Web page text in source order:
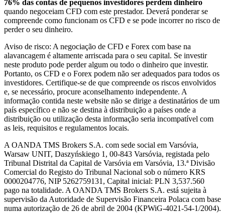
76% das contas de pequenos investidores perdem dinheiro
quando negoceiam CFD com este prestador. Deverá ponderar se
compreende como funcionam os CFD e se pode incorrer no risco de
perder o seu dinheiro.
Aviso de risco: A negociação de CFD e Forex com base na
alavancagem é altamente arriscada para o seu capital. Se investir
neste produto pode perder algum ou todo o dinheiro que investir.
Portanto, os CFD e o Forex podem não ser adequados para todos os
investidores. Certifique-se de que compreende os riscos envolvidos
e, se necessário, procure aconselhamento independente. A
informação contida neste website não se dirige a destinatários de um
país específico e não se destina à distribuição a países onde a
distribuição ou utilização desta informação seria incompatível com
as leis, requisitos e regulamentos locais.
A OANDA TMS Brokers S.A. com sede social em Varsóvia,
Warsaw UNIT, Daszyńskiego 1, 00-843 Varsóvia, registada pelo
Tribunal Distrital da Capital de Varsóvia em Varsóvia, 13.ª Divisão
Comercial do Registo do Tribunal Nacional sob o número KRS
0000204776, NIP 5262759131, Capital inicial: PLN 3,537.560
pago na totalidade. A OANDA TMS Brokers S.A. está sujeita à
supervisão da Autoridade de Supervisão Financeira Polaca com base
numa autorização de 26 de abril de 2004 (KPWiG-4021-54-1/2004).